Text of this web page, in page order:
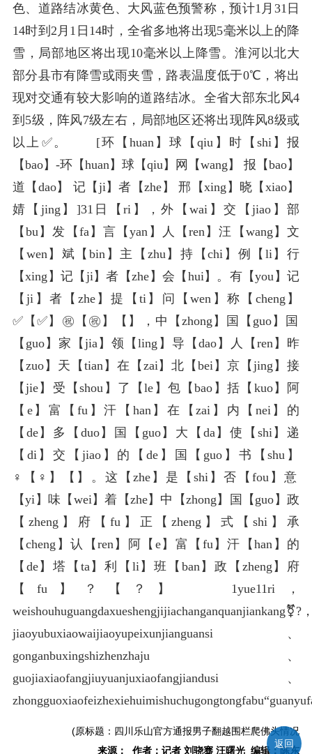
色、道路结冰黄色、大风蓝色预警称，预计1月31日
14时到2月1日14时，全省多地将出现5毫米以上的降
雪，局部地区将出现10毫米以上降雪。淮河以北大
部分县市有降雪或雨夹雪，路表温度低于0℃，将出
现对交通有较大影响的道路结冰。全省大部东北风4
到5级，阵风7级左右，局部地区还将出现阵风8级或
以上✅。 [环【huan】球【qiu】时【shi】报
【bao】-环【huan】球【qiu】网【wang】 报【bao】
道【dao】 记【ji】者【zhe】 邢【xing】晓【xiao】
婧【jing】]31日【ri】，外【wai】交【jiao】部
【bu】发【fa】言【yan】人【ren】汪【wang】文
【wen】斌【bin】主【zhu】持【chi】例【li】行
【xing】记【ji】者【zhe】会【hui】。有【you】记
【ji】者【zhe】提【ti】问【wen】称【cheng】
✅【✅】㊗【㊗】️【️】，中【zhong】国【guo】国
【guo】家【jia】领【ling】导【dao】人【ren】昨
【zuo】天【tian】在【zai】北【bei】京【jing】接
【jie】受【shou】了【le】包【bao】括【kuo】阿
【e】富【fu】汗【han】在【zai】内【nei】的
【de】多【duo】国【guo】大【da】使【shi】递
【di】交【jiao】的【de】国【guo】书【shu】
♀【♀】️【️】。这【zhe】是【shi】否【fou】意
【yi】味【wei】着【zhe】中【zhong】国【guo】政
【zheng】府【fu】正【zheng】式【shi】承
【cheng】认【ren】阿【e】富【fu】汗【han】的
【de】塔【ta】利【li】班【ban】政【zheng】府
【fu】？【？】 1yue11ri，
weishouhuguangdaxueshengjijiachanganquanjiankang⚧️?
jiaoyubuxiaowaijiaoyupeixunjianguansi、
gonganbuxingshizhenzhaju、
guojiaxiaofangjiuyuanjuxiaofangjiandusi、
(原标题：四川乐山官方通报男子翻越围栏爬佛头情况
来源： 作者：记者 刘骁骞 汪曙光 编辑：陈东
返回